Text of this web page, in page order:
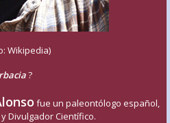
Wikipedia)
?
fue un paleontólogo español,
Divulgador Científico.